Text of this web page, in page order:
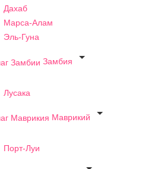
Дахаб
Марса-Алам
Эль-Гуна
Замбия

Лусака
Маврикий

Порт-Луи